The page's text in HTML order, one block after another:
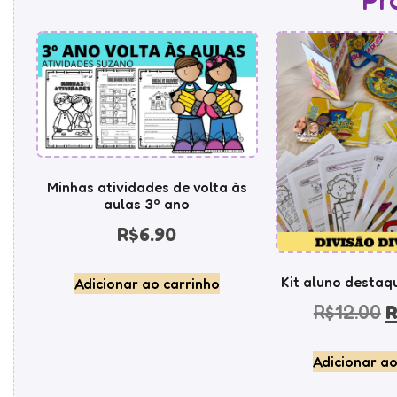
Minhas atividades de volta às
aulas 3º ano
R$6.90
Adicionar ao carrinho Kit aluno
R$12.00
Adicionar